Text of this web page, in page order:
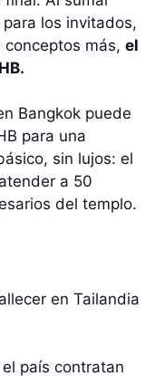
los invitados,
más, el
Bangkok puede
para una
sin lujos: el
a 50
del templo.
en Tailandia
país contratan